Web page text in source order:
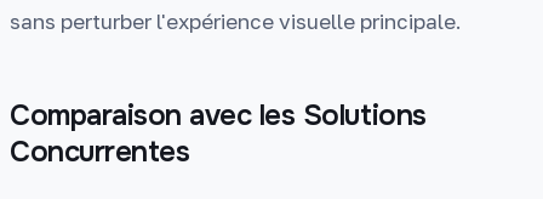
sans perturber l'expérience visuelle principale.
Comparaison avec les Solutions
Concurrentes